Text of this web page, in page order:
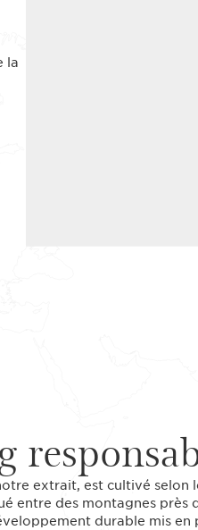
la
extrait, est cultivé selon
entre des montagnes près
durable mis